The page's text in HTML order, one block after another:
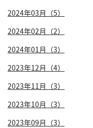
2024年03月（5）
2024年02月（2）
2024年01月（3）
2023年12月（4）
2023年11月（3）
2023年10月（3）
2023年09月（3）